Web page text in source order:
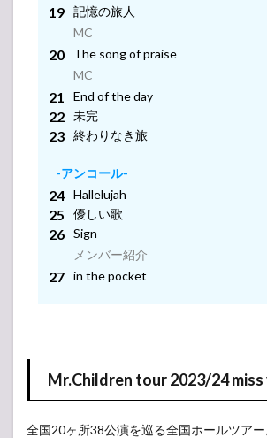
メンバー紹介
-アンコール-
メンバー紹介
-アンコール-
メンバー紹介
-アンコール-
メンバー紹介
MC
-アンコール-
メンバー紹介
記憶の旅人
MC
The song of praise
MC
End of the day
未完
終わりなき旅
-アンコール-
Hallelujah
優しい歌
Sign
メンバー紹介
in the pocket
Mr.Children tour 2023/24 miss
全国20ヶ所38公演を巡る全国ホールツアー